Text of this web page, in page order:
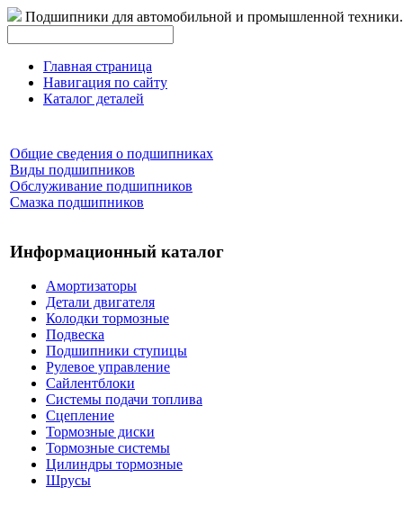
Подшипники для автомобильной и промышленной техники.
Главная страница
Навигация по сайту
Каталог деталей
Общие сведения о подшипниках
Виды подшипников
Обслуживание подшипников
Смазка подшипников
Информационный каталог
Амортизаторы
Детали двигателя
Колодки тормозные
Подвеска
Подшипники ступицы
Рулевое управление
Сайлентблоки
Системы подачи топлива
Сцепление
Тормозные диски
Тормозные системы
Цилиндры тормозные
Шрусы